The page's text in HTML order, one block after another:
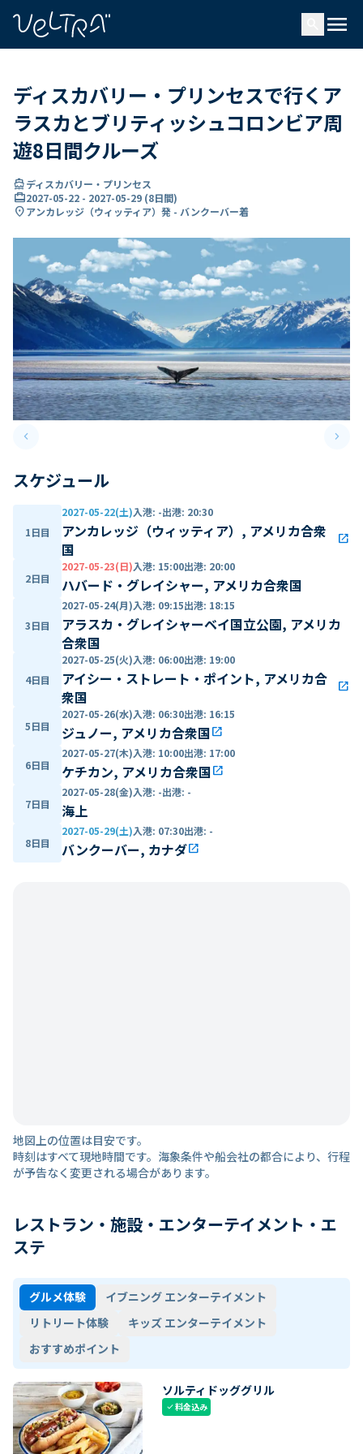
menu
ディスカバリー・プリンセスで行くア
ラスカとブリティッシュコロンビア周
遊8日間クルーズ
directions_boatディスカバリー・プリンセス
card_travel2027-05-22 - 2027-05-29 (8日間)
location_onアンカレッジ（ウィッティア）発 - バンクーバー着
keyboard_arrow_leftPrevious slide keyboard_arrow_right
スケジュール
1日目
2027-05-22(土)入港: -出港: 20:30
アンカレッジ（ウィッティア）, アメリカ合衆
国
open_in_new
2日目
2027-05-23(日)入港: 15:00出港: 20:00
ハバード・グレイシャー, アメリカ合衆国
3日目
2027-05-24(月)入港: 09:15出港: 18:15
アラスカ・グレイシャーベイ国立公園, アメリカ
合衆国
4日目
2027-05-25(火)入港: 06:00出港: 19:00
アイシー・ストレート・ポイント, アメリカ合
衆国
open_in_new
5日目
2027-05-26(水)入港: 06:30出港: 16:15
ジュノー, アメリカ合衆国open_in_new
6日目
2027-05-27(木)入港: 10:00出港: 17:00
ケチカン, アメリカ合衆国open_in_new
7日目
2027-05-28(金)入港: -出港: -
海上
8日目
2027-05-29(土)入港: 07:30出港: -
バンクーバー, カナダopen_in_new
地図上の位置は目安です。
時刻はすべて現地時間です。海象条件や船会社の都合により、行程
が予告なく変更される場合があります。
レストラン・施設・エンターテイメント・エ
ステ
グルメ体験
イブニング エンターテイメント
リトリート体験
キッズ エンターテイメント
おすすめポイント
ソルティドッググリル
check料金込み